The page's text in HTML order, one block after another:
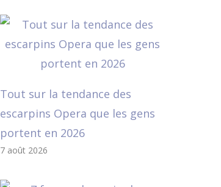
Tout sur la tendance des
escarpins Opera que les gens
portent en 2026
7 août 2026